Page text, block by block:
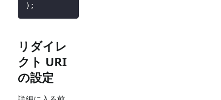
) ;
リダイレ
クト URI
の設定